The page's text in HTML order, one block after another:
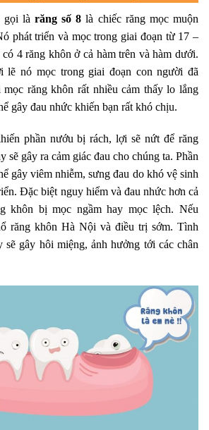
gọi là răng số 8 là chiếc răng mọc muộn
phát triển và mọc trong giai đoạn từ 17 –
4 răng khôn ở cả hàm trên và hàm dưới.
lẽ nó mọc trong giai đoạn con người đã
răng khôn rất nhiều cảm thấy lo lắng
gây đau nhức khiến bạn rất khó chịu.
phần nướu bị rách, lợi sẽ nứt để răng
sẽ gây ra cảm giác đau cho chúng ta. Phần
gây viêm nhiễm, sưng đau do khó vệ sinh
Đặc biệt nguy hiểm và đau nhức hơn cả
khôn bị mọc ngầm hay mọc lệch. Nếu
răng khôn Hà Nội và điều trị sớm. Tình
sẽ gây hôi miệng, ảnh hưởng tới các chân